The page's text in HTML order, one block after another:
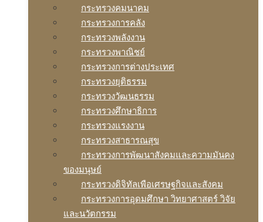
กระทรวงคมนาคม
กระทรวงการคลัง
กระทรวงพลังงาน
กระทรวงพาณิชย์
กระทรวงการต่างประเทศ
กระทรวงยุติธรรม
กระทรวงวัฒนธรรม
กระทรวงศึกษาธิการ
กระทรวงแรงงาน
กระทรวงสาธารณสุข
กระทรวงการพัฒนาสังคมและความมันคง
ของมนุษย์
กระทรวงดิจิทัลเพือเศรษฐกิจและสังคม
กระทรวงการอุดมศึกษา วิทยาศาสตร์ วิจัย
และนวัตกรรม